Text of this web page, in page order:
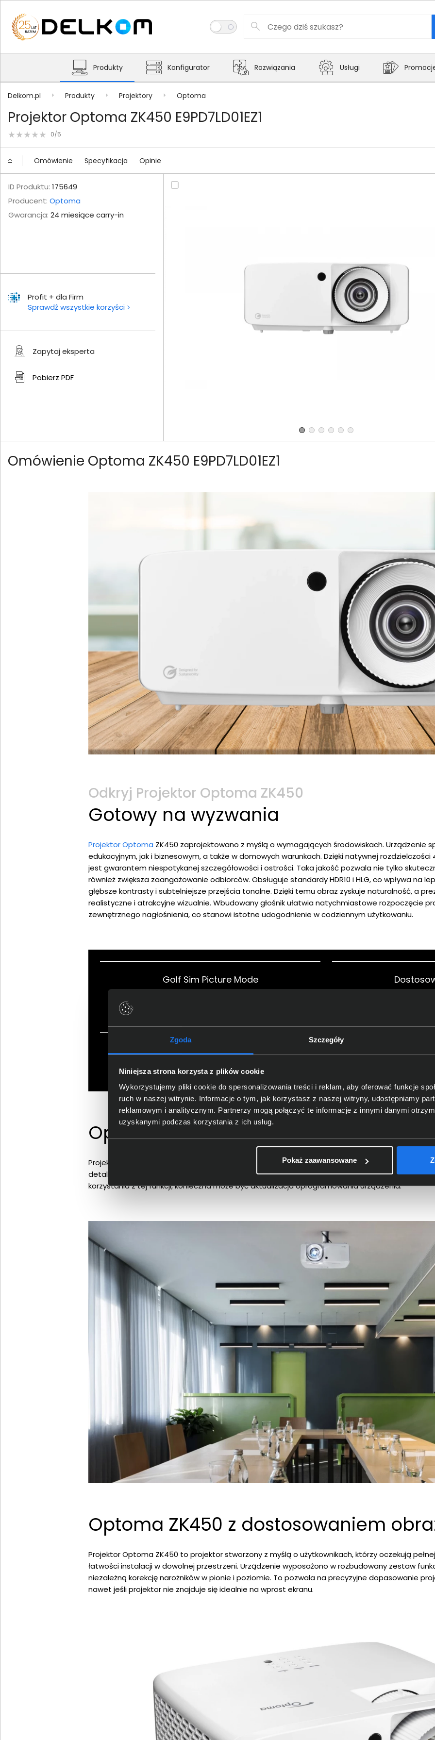
Zgoda Szczegóły
Niniejsza strona korzysta z plików cookie
Wykorzystujemy pliki cookie do spersonalizowania treści i reklam, aby oferować funkcje
ruch w naszej witrynie. Informacje o tym, jak korzystasz z naszej witryny, udostępniamy
reklamowym i analitycznym. Partnerzy mogą połączyć te informacje z innymi danymi
uzyskanymi podczas korzystania z ich usług.
Pokaż zaawansowane
Produkty Konfigurator Rozwiązania Usługi
Delkom.pl Produkty Projektory Optoma
Projektor Optoma ZK450 E9PD7LD01EZ1
0/5
Omówienie Specyfikacja Opinie
ID Produktu: 175649
Producent: Optoma
Gwarancja: 24 miesiące carry-in
Profit + dla Firm
Sprawdź wszystkie korzyści
Zapytaj eksperta
Pobierz PDF
Omówienie Optoma ZK450 E9PD7LD01EZ1
Odkryj Projektor Optoma ZK450
Gotowy na wyzwania
Projektor Optoma ZK450 zaprojektowano z myślą o wymagających środowiskach. Urządzenie
edukacyjnym, jak i biznesowym, a także w domowych warunkach. Dzięki natywnej rozdzielczości
jest gwarantem niespotykanej szczegółowości i ostrości. Taka jakość pozwala nie tylko
również zwiększa zaangażowanie odbiorców. Obsługuje standardy HDR10 i HLG, co wpływa na
głębsze kontrasty i subtelniejsze przejścia tonalne. Dzięki temu obraz zyskuje naturalność, a
realistyczne i atrakcyjne wizualnie. Wbudowany głośnik ułatwia natychmiastowe rozpoczęcie
zewnętrznego nagłośnienia, co stanowi istotne udogodnienie w codziennym użytkowaniu.
Golf Sim Picture Mode
Doskonały obraz
Optoma ZK450 z Golf Sim Picture
Projektor Optoma ZK450 posiada tryb obrazu Golf Sim Picture Mode, który zapewnia
detale. Tryb ten starannie zaprojektowano, aby zapewnić optymalną gradację kolorów dla
korzystania z tej funkcji, konieczna może być aktualizacja oprogramowania urządzenia.
Optoma ZK450 z dostosowaniem
Projektor Optoma ZK450 to projektor stworzony z myślą o użytkownikach, którzy oczekują
łatwości instalacji w dowolnej przestrzeni. Urządzenie wyposażono w rozbudowany zestaw
niezależną korekcję narożników w pionie i poziomie. To pozwala na precyzyjne dopasowanie
nawet jeśli projektor nie znajduje się idealnie na wprost ekranu.